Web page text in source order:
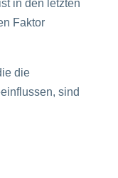
in den letzten
Faktor
die
sind